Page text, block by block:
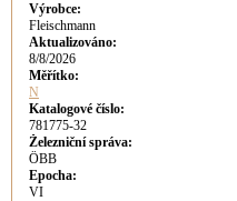
Výrobce:
Fleischmann
Aktualizováno:
8/8/2026
Měřítko:
N
Katalogové číslo:
781775-32
Železniční správa:
ÖBB
Epocha:
VI